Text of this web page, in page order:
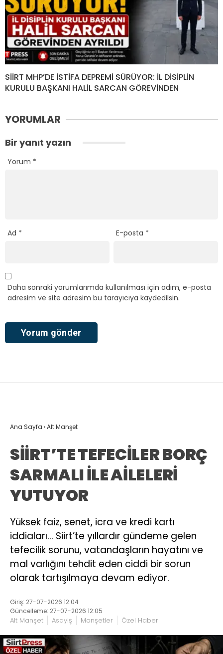
SİİRT MHP’DE İSTİFA DEPREMİ SÜRÜYOR: İL DİSİPLİN
KURULU BAŞKANI HALİL SARCAN GÖREVİNDEN
YORUMLAR
Bir yanıt yazın
Yorum *
Ad * E-posta *
Daha sonraki yorumlarımda kullanılması için adım, e-posta
adresim ve site adresim bu tarayıcıya kaydedilsin.
Ana Sayfa ›Alt Manşet
SİİRT’TE TEFECİLER BORÇ
SARMALI İLE AİLELERİ
YUTUYOR
Yüksek faiz, senet, icra ve kredi kartı
iddiaları… Siirt’te yıllardır gündeme gelen
tefecilik sorunu, vatandaşların hayatını ve
mal varlığını tehdit eden ciddi bir sorun
olarak tartışılmaya devam ediyor.
Giriş: 27-07-2026 12:04
Güncelleme: 27-07-2026 12:05
Alt Manşet Asayiş Manşetler Özel Haber